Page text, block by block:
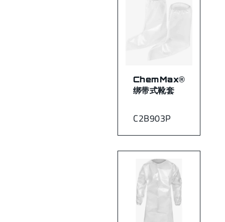
C2B903P
ChemMax®
绑带式靴套